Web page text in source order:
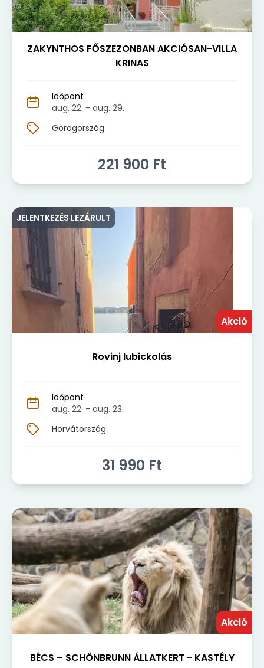
ZAKYNTHOS FŐSZEZONBAN AKCIÓSAN-VILLA
KRINAS
Időpont
aug. 22. - aug. 29.
Görögország
221 900 Ft
Akció
JELENTKEZÉS LEZÁRULT
Rovinj lubickolás
Időpont
aug. 22. - aug. 23.
Horvátország
31 990 Ft
Akció
BÉCS – SCHÖNBRUNN ÁLLATKERT - KASTÉLY